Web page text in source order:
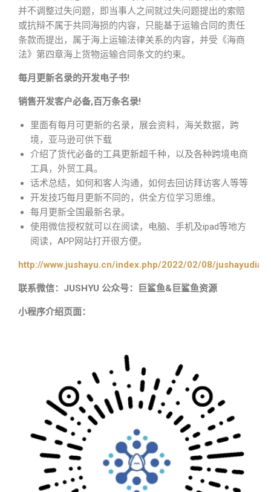
并不调整过失问题，即当事人之间就过失问题提出的索赔
或抗辩不属于共同海损的内容，只能基于运输合同的责任
条款而提出，属于海上运输法律关系的内容，并受《海商
法》第四章海上货物运输合同条文的约束。
每月更新名录的开发电子书!
销售开发客户必备,百万条名录!
里面有每月可更新的名录，展会资料，海关数据，跨
境，亚马逊可供下载
介绍了货代必备的工具更新超千种，以及各种跨境电商
工具，外贸工具。
话术总结，如何和客人沟通，如何去回访拜访客人等等
开发技巧每月更新不同的，供全方位学习思维。
每月更新全国最新名录。
使用微信授权就可以在阅读，电脑、手机及ipad等地方
阅读，APP网站打开很方便。
http://www.jushayu.cn/index.php/2022/02/08/
联系微信：JUSHYU 公众号：巨鲨鱼&巨鲨鱼资源
小程序介绍页面：